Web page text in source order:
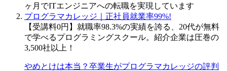
ヶ月でITエンジニアへの転職を実現しています
プログラマカレッジ｜正社員就業率99%!
【受講料0円】就職率98.3%の実績を誇る、20代が無料
で学べるプログラミングスクール。紹介企業は圧巻の
3,500社以上！
やめとけは本当？卒業生がプログラマカレッジの評判